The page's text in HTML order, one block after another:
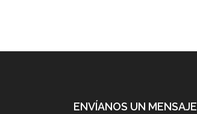
ENVÍANOS UN MENSAJE